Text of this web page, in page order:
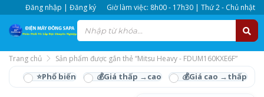
Đăng nhập | Đăng ký Giờ làm việc: 8h00 - 17h30 | Thứ 2 - Chủ nhật
Trang chủ Sản phẩm được gắn thẻ “Mitsu Heavy - FDUM160KXE6F”